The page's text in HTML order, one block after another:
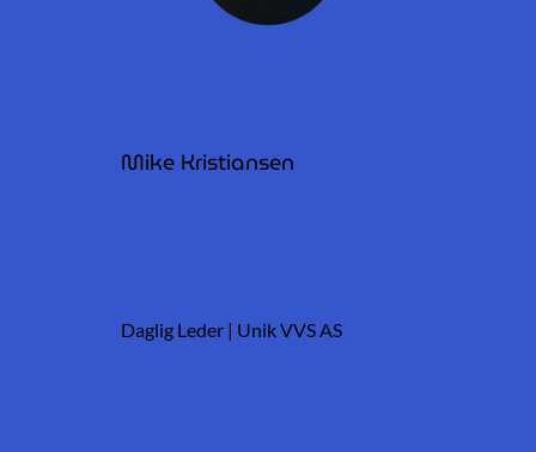
Mike Kristiansen
Daglig Leder | Unik VVS AS